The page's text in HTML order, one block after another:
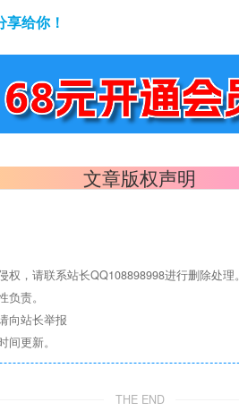
给你！
文章版权声明
，请联系站长QQ108898998进行删除处理。
责。
向站长举报
更新。
THE END